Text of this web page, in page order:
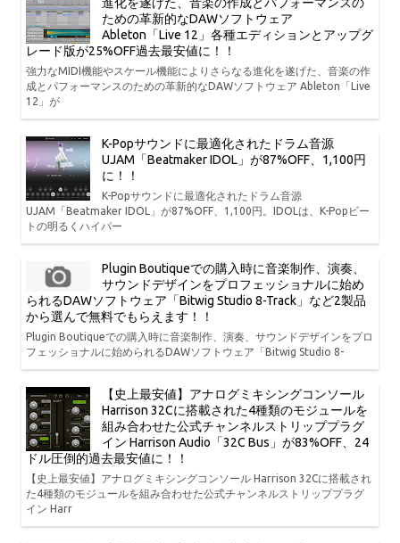
ための革新的なDAWソフトウェア
Ableton「Live 12」各種エディションとアップグ
レード版が25%OFF過去最安値に！！
強力なMIDI機能やスケール機能によりさらなる進化を遂げた、音楽の作
成とパフォーマンスのための革新的なDAWソフトウェア Ableton「Live
12」が
K-Popサウンドに最適化されたドラム音源
UJAM「Beatmaker IDOL」が87%OFF、1,100円
に！！
K-Popサウンドに最適化されたドラム音源
UJAM「Beatmaker IDOL」が87%OFF、1,100円。IDOLは、K-Popビー
トの明るくハイパー
Plugin Boutiqueでの購入時に音楽制作、演奏、
サウンドデザインをプロフェッショナルに始め
られるDAWソフトウェア「Bitwig Studio 8-Track」など2製品
から選んで無料でもらえます！！
Plugin Boutiqueでの購入時に音楽制作、演奏、サウンドデザインをプロ
フェッショナルに始められるDAWソフトウェア「Bitwig Studio 8-
【史上最安値】アナログミキシングコンソール
Harrison 32Cに搭載された4種類のモジュールを
組み合わせた公式チャンネルストリッププラグ
イン Harrison Audio「32C Bus」が83%OFF、24
ドル圧倒的過去最安値に！！
【史上最安値】アナログミキシングコンソール Harrison 32Cに搭載され
た4種類のモジュールを組み合わせた公式チャンネルストリッププラグ
イン Harr